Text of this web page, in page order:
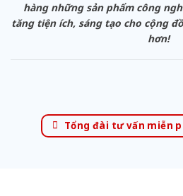
hàng những sản phẩm công
tăng tiện ích, sáng tạo cho cộng
hơn!
Tổng đài tư vấn miễn